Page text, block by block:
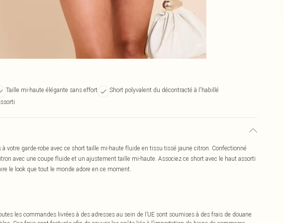
Taille mi-haute élégante sans effort
Short polyvalent du décontracté à l'habillé
votre garde-robe avec ce short taille mi-haute fluide en tissu tissé jaune citron. Confectionné
avec une coupe fluide et un ajustement taille mi-haute. Associez ce short avec le haut assorti
le look que tout le monde adore en ce moment.
les commandes livrées à des adresses au sein de l’UE sont soumises à des frais de douane